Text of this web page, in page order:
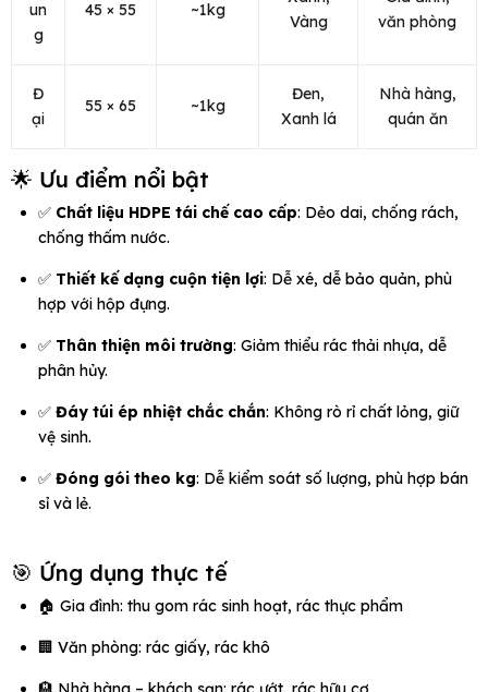
un
g
45 × 55 ~1kg
Vàng
văn phòng
Đ
ại
55 × 65 ~1kg
Đen,
Xanh lá
Nhà hàng,
quán ăn
🌟 Ưu điểm nổi bật
✅ Chất liệu HDPE tái chế cao cấp: Dẻo dai, chống rách,
chống thấm nước.
✅ Thiết kế dạng cuộn tiện lợi: Dễ xé, dễ bảo quản, phù
hợp với hộp đựng.
✅ Thân thiện môi trường: Giảm thiểu rác thải nhựa, dễ
phân hủy.
✅ Đáy túi ép nhiệt chắc chắn: Không rò rỉ chất lỏng, giữ
vệ sinh.
✅ Đóng gói theo kg: Dễ kiểm soát số lượng, phù hợp bán
sỉ và lẻ.
🎯 Ứng dụng thực tế
🏠 Gia đình: thu gom rác sinh hoạt, rác thực phẩm
🏢 Văn phòng: rác giấy, rác khô